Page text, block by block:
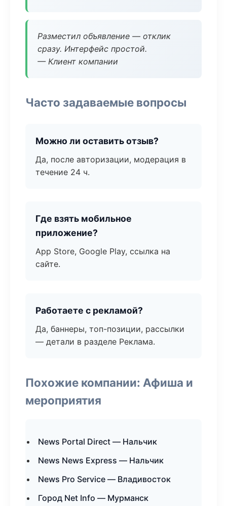
Разместил объявление — отклик
сразу. Интерфейс простой.
— Клиент компании
Часто задаваемые вопросы
Можно ли оставить отзыв?
Да, после авторизации, модерация в
течение 24 ч.
Где взять мобильное
приложение?
App Store, Google Play, ссылка на
сайте.
Работаете с рекламой?
Да, баннеры, топ-позиции, рассылки
— детали в разделе Реклама.
Похожие компании: Афиша и
мероприятия
News Portal Direct — Нальчик
News News Express — Нальчик
News Pro Service — Владивосток
Город Net Info — Мурманск